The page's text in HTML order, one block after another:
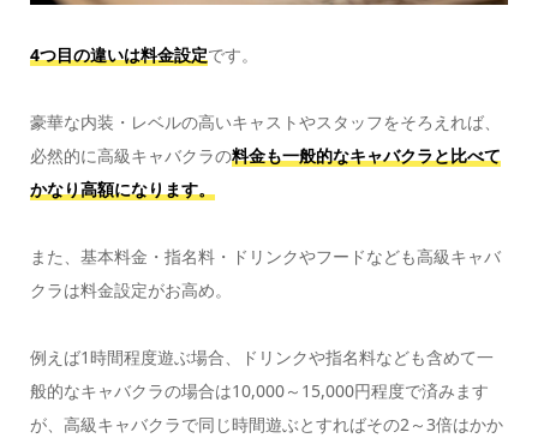
4つ目の違いは料金設定です。
豪華な内装・レベルの高いキャストやスタッフをそろえれば、
必然的に高級キャバクラの料金も一般的なキャバクラと比べて
かなり高額になります。
また、基本料金・指名料・ドリンクやフードなども高級キャバ
クラは料金設定がお高め。
例えば1時間程度遊ぶ場合、ドリンクや指名料なども含めて一
般的なキャバクラの場合は10,000～15,000円程度で済みます
が、高級キャバクラで同じ時間遊ぶとすればその2～3倍はかか